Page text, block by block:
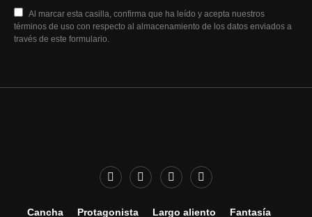
Al marcar esta casilla, confirma que ha leído y acepta nuestros
términos de uso con respecto al almacenamiento de los datos enviados a
través de este formulario.
Cancha Protagonista Largo aliento Fantasía